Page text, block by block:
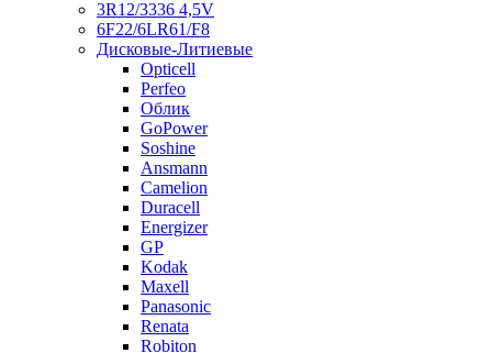
3R12/3336 4,5V
6F22/6LR61/F8
Дисковые-Литиевые
Opticell
Perfeo
Облик
GoPower
Soshine
Ansmann
Camelion
Duracell
Energizer
GP
Kodak
Maxell
Panasonic
Renata
Robiton